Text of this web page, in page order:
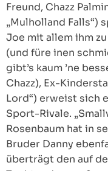
Freund, Chazz
„Mulholland Falls“)
Joe mit allem ihm
(und füre inen
gibt’s kaum ’ne
Chazz), Ex-
Lord“) erweist sich
Sport-Rivale.
Rosenbaum hat in
Bruder Danny
überträgt den auf